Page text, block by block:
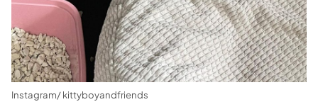
Instagram/ kittyboyandfriends